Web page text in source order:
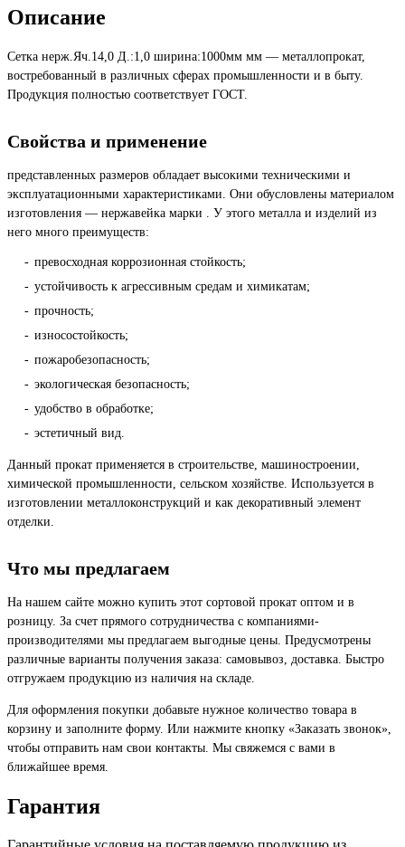
Описание
Сетка нерж.Яч.14,0 Д.:1,0 ширина:1000мм мм — металлопрокат,
востребованный в различных сферах промышленности и в быту.
Продукция полностью соответствует ГОСТ.
Свойства и применение
представленных размеров обладает высокими техническими и
эксплуатационными характеристиками. Они обусловлены материалом
изготовления — нержавейка марки . У этого металла и изделий из
него много преимуществ:
превосходная коррозионная стойкость;
устойчивость к агрессивным средам и химикатам;
прочность;
износостойкость;
пожаробезопасность;
экологическая безопасность;
удобство в обработке;
эстетичный вид.
Данный прокат применяется в строительстве, машиностроении,
химической промышленности, сельском хозяйстве. Используется в
изготовлении металлоконструкций и как декоративный элемент
отделки.
Что мы предлагаем
На нашем сайте можно купить этот сортовой прокат оптом и в
розницу. За счет прямого сотрудничества с компаниями-
производителями мы предлагаем выгодные цены. Предусмотрены
различные варианты получения заказа: самовывоз, доставка. Быстро
отгружаем продукцию из наличия на складе.
Для оформления покупки добавьте нужное количество товара в
корзину и заполните форму. Или нажмите кнопку «Заказать звонок»,
чтобы отправить нам свои контакты. Мы свяжемся с вами в
ближайшее время.
Гарантия